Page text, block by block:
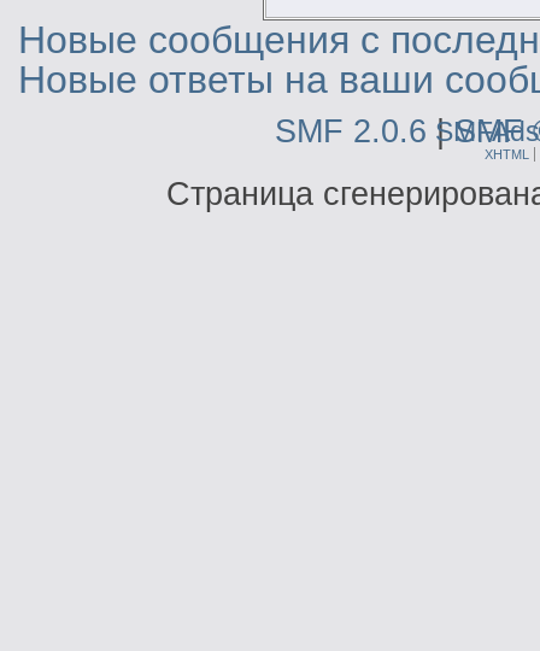
Новые сообщения с
Новые ответы на ваши
SMF 2.0.6 |SMF
SMFAds
XHTML
Страница